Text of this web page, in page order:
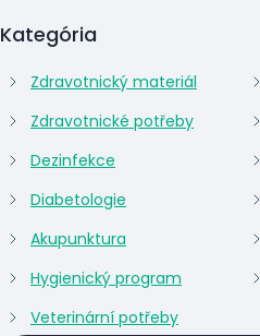
Kategória
Zdravotnický materiál
Zdravotnické potřeby
Dezinfekce
Diabetologie
Akupunktura
Hygienický program
Veterinární potřeby